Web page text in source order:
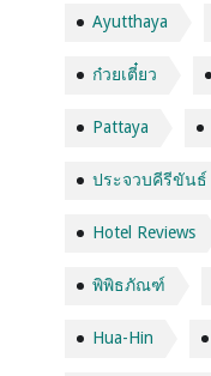
Ayutthaya
ก๋วยเตี๋ยว
Pattaya
ประจวบคีรีขันธ์
Hotel Reviews
พิพิธภัณฑ์
Hua-Hin